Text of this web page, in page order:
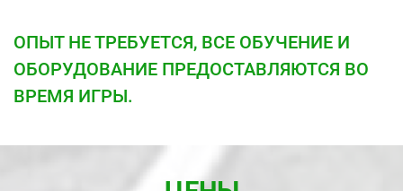
ОПЫТ НЕ ТРЕБУЕТСЯ, ВСЕ ОБУЧЕНИЕ И
ОБОРУДОВАНИЕ ПРЕДОСТАВЛЯЮТСЯ ВО
ВРЕМЯ ИГРЫ.